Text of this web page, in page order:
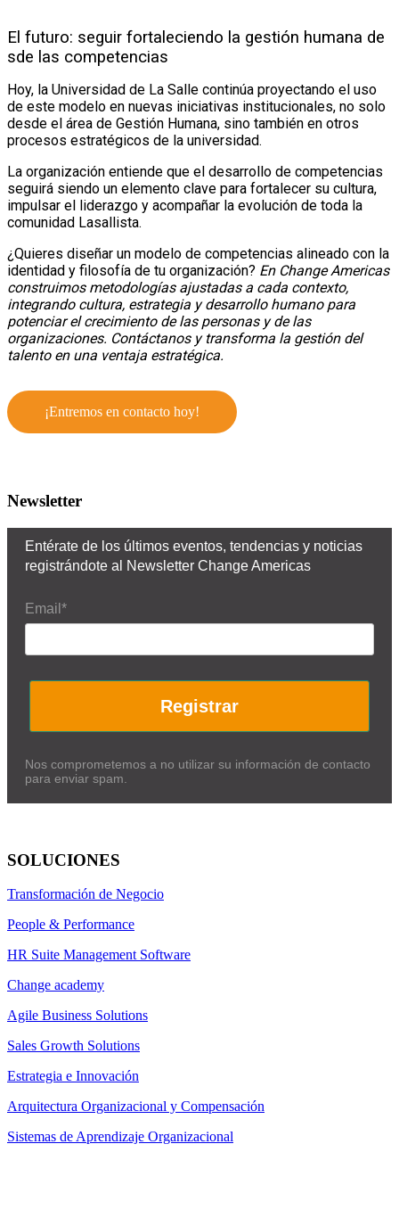
El futuro: seguir fortaleciendo la gestión humana de
sde las competencias
Hoy, la Universidad de La Salle continúa proyectando el uso
de este modelo en nuevas iniciativas institucionales, no solo
desde el área de Gestión Humana, sino también en otros
procesos estratégicos de la universidad.
La organización entiende que el desarrollo de competencias
seguirá siendo un elemento clave para fortalecer su cultura,
impulsar el liderazgo y acompañar la evolución de toda la
comunidad Lasallista.
¿Quieres diseñar un modelo de competencias alineado con la
identidad y filosofía de tu organización? En Change Americas
construimos metodologías ajustadas a cada contexto,
integrando cultura, estrategia y desarrollo humano para
potenciar el crecimiento de las personas y de las
organizaciones. Contáctanos y transforma la gestión del
talento en una ventaja estratégica.
¡Entremos en contacto hoy!
Newsletter
Entérate de los últimos eventos, tendencias y noticias
registrándote al Newsletter Change Americas
Email*
Registrar
Nos comprometemos a no utilizar su información de contacto
para enviar spam.
SOLUCIONES
Transformación de Negocio
People & Performance
HR Suite Management Software
Change academy
Agile Business Solutions
Sales Growth Solutions
Estrategia e Innovación
Arquitectura Organizacional y Compensación
Sistemas de Aprendizaje Organizacional